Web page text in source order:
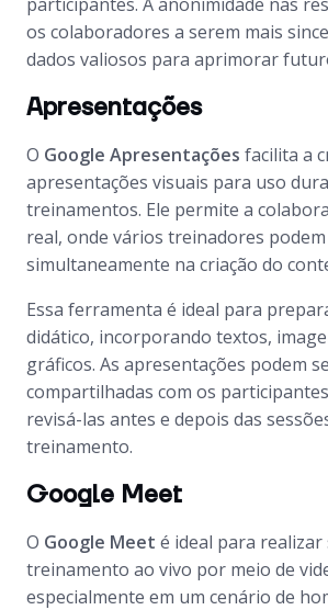
os colaboradores a serem mais
dados valiosos para aprimorar
Apresentações
O Google Apresentações facilita a
apresentações visuais para uso
treinamentos. Ele permite a
real, onde vários treinadores
simultaneamente na criação do
Essa ferramenta é ideal para
didático, incorporando textos,
gráficos. As apresentações podem
compartilhadas com os
revisá-las antes e depois das
treinamento.
Google Meet
O Google Meet é ideal para realizar
treinamento ao vivo por meio de
especialmente em um cenário de